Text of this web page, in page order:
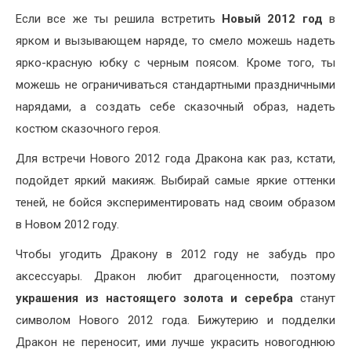
Если все же ты решила встретить Новый 2012 годв
ярком и вызывающем наряде, то смело можешь надеть
ярко-красную юбку с черным поясом. Кроме того, ты
можешь не ограничиваться стандартными праздничными
нарядами, а создать себе сказочный образ, надеть
костюм сказочного героя.
Для встречи Нового 2012 года Дракона как раз, кстати,
подойдет яркий макияж. Выбирай самые яркие оттенки
теней, не бойся экспериментировать над своим образом
в Новом 2012 году.
Чтобы угодить Дракону в 2012 году не забудь про
аксессуары. Дракон любит драгоценности, поэтому
украшения из настоящего золота и серебра станут
символом Нового 2012 года. Бижутерию и подделки
Дракон не переносит, ими лучше украсить новогоднюю